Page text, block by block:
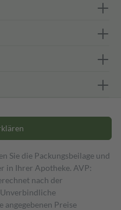
Sie die Packungsbeilage und
in Ihrer Apotheke. AVP:
nach der
angegebenen Preise